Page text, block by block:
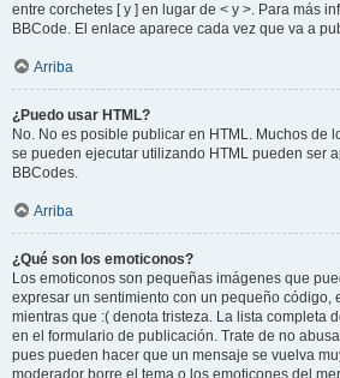
entre corchetes [ y ] en lugar de < y >. Para más
BBCode. El enlace aparece cada vez que va a
Arriba
¿Puedo usar HTML?
No. No es posible publicar en HTML. Muchos de
se pueden ejecutar utilizando HTML pueden ser
BBCodes.
Arriba
¿Qué son los emoticonos?
Los emoticonos son pequeñas imágenes que
expresar un sentimiento con un pequeño código,
mientras que :( denota tristeza. La lista completa
en el formulario de publicación. Trate de no
pues pueden hacer que un mensaje se vuelva
moderador borre el tema o los emoticones del